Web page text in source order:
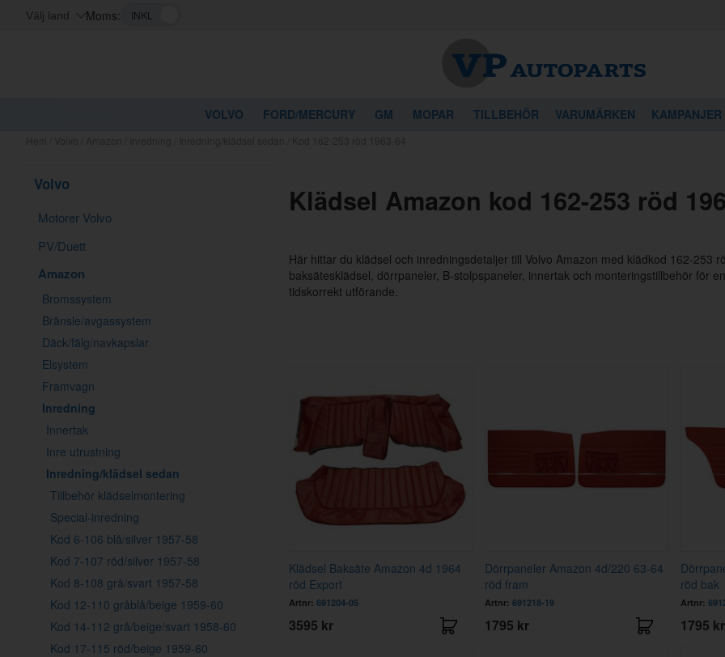
Välj land Moms:
VOLVO FORD/MERCURY GM MOPAR TILLBEHÖR VARUMÄRKEN KAMPANJER
Volvo
Motorer Volvo
PV/Duett
Amazon
Bromssystem
Bränsle/avgassystem
Däck/fälg/navkapslar
Elsystem
Framvagn
Inredning
Innertak
Inre utrustning
Inredning/klädsel sedan
Tillbehör klädselmontering
Special-inredning
Kod 6-106 blå/silver 1957-58
Kod 7-107 röd/silver 1957-58
Kod 8-108 grå/svart 1957-58
Kod 12-110 gråblå/beige 1959-60
Kod 14-112 grå/beige/svart 1958-60
Kod 17-115 röd/beige 1959-60
Klädsel Amazon kod 162-253 röd
Här hittar du klädsel och inredningsdetaljer till Volvo Amazon med klädkod 162-253
baksätesklädsel, dörrpaneler, B-stolpspaneler, innertak och monteringstillbehör för
tidskorrekt utförande.
Klädsel Baksäte Amazon 4d 1964
röd Export
Artnr: 691204-05
3595 kr
Dörrpaneler Amazon 4d/220 63-64
röd fram
Artnr: 691218-19
1795 kr
röd bak
Artnr:
1795 kr